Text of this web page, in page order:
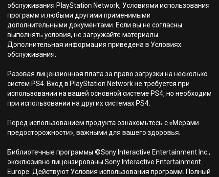
обслуживания PlayStation Network, Условиями использования
программ и любыми другими применимыми
дополнительными документами. Если вы не согласны
выполнять условия, не загружайте материалы.
Дополнительная информация приведена в Условиях
обслуживания.
Разовая лицензионная плата за право загрузки на несколько
систем PS4. Вход в PlayStation Network не требуется при
использовании на вашей основной системе PS4, но необходим
при использовании на других системах PS4.
Перед использованием продукта ознакомьтесь с «Мерами
предосторожности», важными для вашего здоровья.
Библиотечные программы ©Sony Interactive Entertainment Inc.,
эксклюзивно лицензированы Sony Interactive Entertainment
Europe. Действуют Условия использования программ. Полный